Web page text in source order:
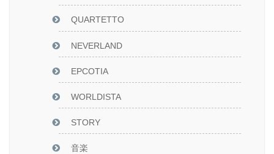
QUARTETTO
NEVERLAND
EPCOTIA
WORLDISTA
STORY
音楽